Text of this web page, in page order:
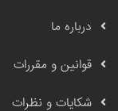
درباره ما
قوانین و مقررات
شکایات و نظرات